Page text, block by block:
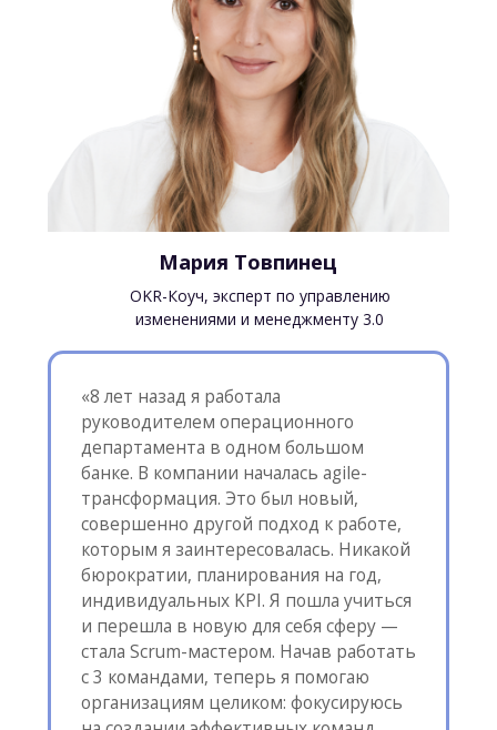
ЗАПИСАТЬСЯ НА ТРЕНИНГ
Знаете правильный цикл OKR
и готовы внедрить его в вашей
организации
Готовы к сдаче экзамена
на получение международного
сертификата OKR institute
ЗАПИСАТЬСЯ НА ТРЕНИНГ
Возможность получить
международный
сертификатотOKR
institute
Наш тренинг официально
сертифицированOKR institute.